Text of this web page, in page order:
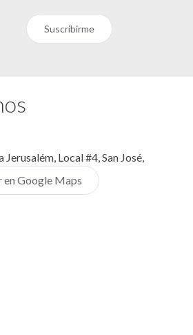
Suscribirme
Local #4, San José,
en Google Maps